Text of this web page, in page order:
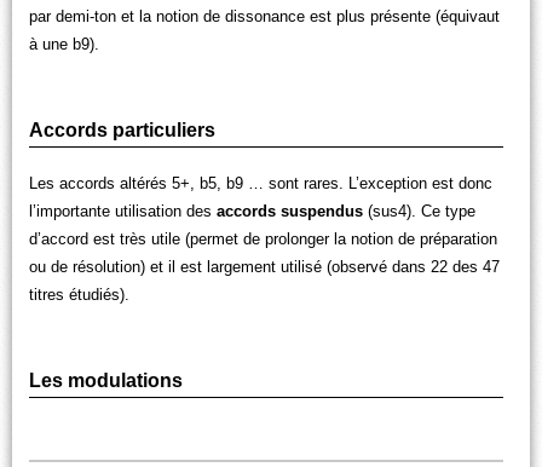
par demi-ton et la notion de dissonance est plus présente (équivaut
à une b9).
Accords particuliers
Les accords altérés 5+, b5, b9 … sont rares. L’exception est donc
l’importante utilisation des accords suspendus (sus4). Ce type
d’accord est très utile (permet de prolonger la notion de préparation
ou de résolution) et il est largement utilisé (observé dans 22 des 47
titres étudiés).
Les modulations